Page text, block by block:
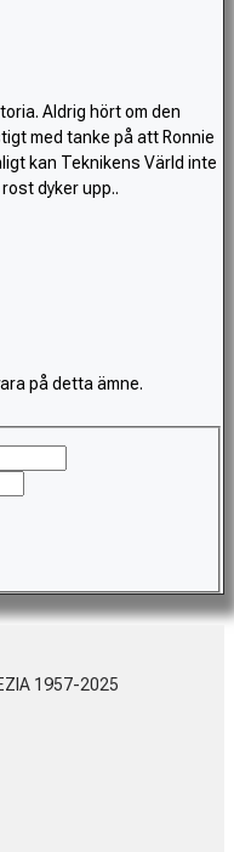
Aldrig hört om den
med tanke på att Ronnie
kan Teknikens Värld inte
dyker upp..
på detta ämne.
1957-2025